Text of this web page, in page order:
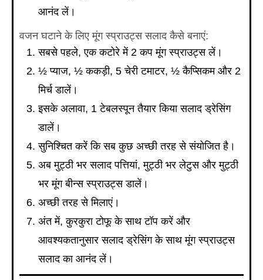
आनंद लें।
वजन घटाने के लिए मूंग स्प्राउट्स सलाद कैसे बनाएं:
सबसे पहले, एक कटोरे में 2 कप मूंग स्प्राउट्स लें।
½ प्याज, ½ ककड़ी, 5 चेरी टमाटर, ½ कैप्सिकम और 2
मिर्च डालें।
इसके अलावा, 1 टेबलस्पून तैयार किया सलाद ड्रेसिंग
डालें।
सुनिश्चित करें कि सब कुछ अच्छी तरह से संयोजित है।
अब मुट्ठी भर सलाद पत्तियां, मुट्ठी भर लेटुस और मुट्ठी
भर मूंग बीन्स स्प्राउट्स डालें।
अच्छी तरह से मिलाएं।
अंत में, कुरकुरा टोफू के साथ टॉप करें और
आवश्यकतानुसार सलाद ड्रेसिंग के साथ मूंग स्प्राउट्स
सलाद का आनंद लें।